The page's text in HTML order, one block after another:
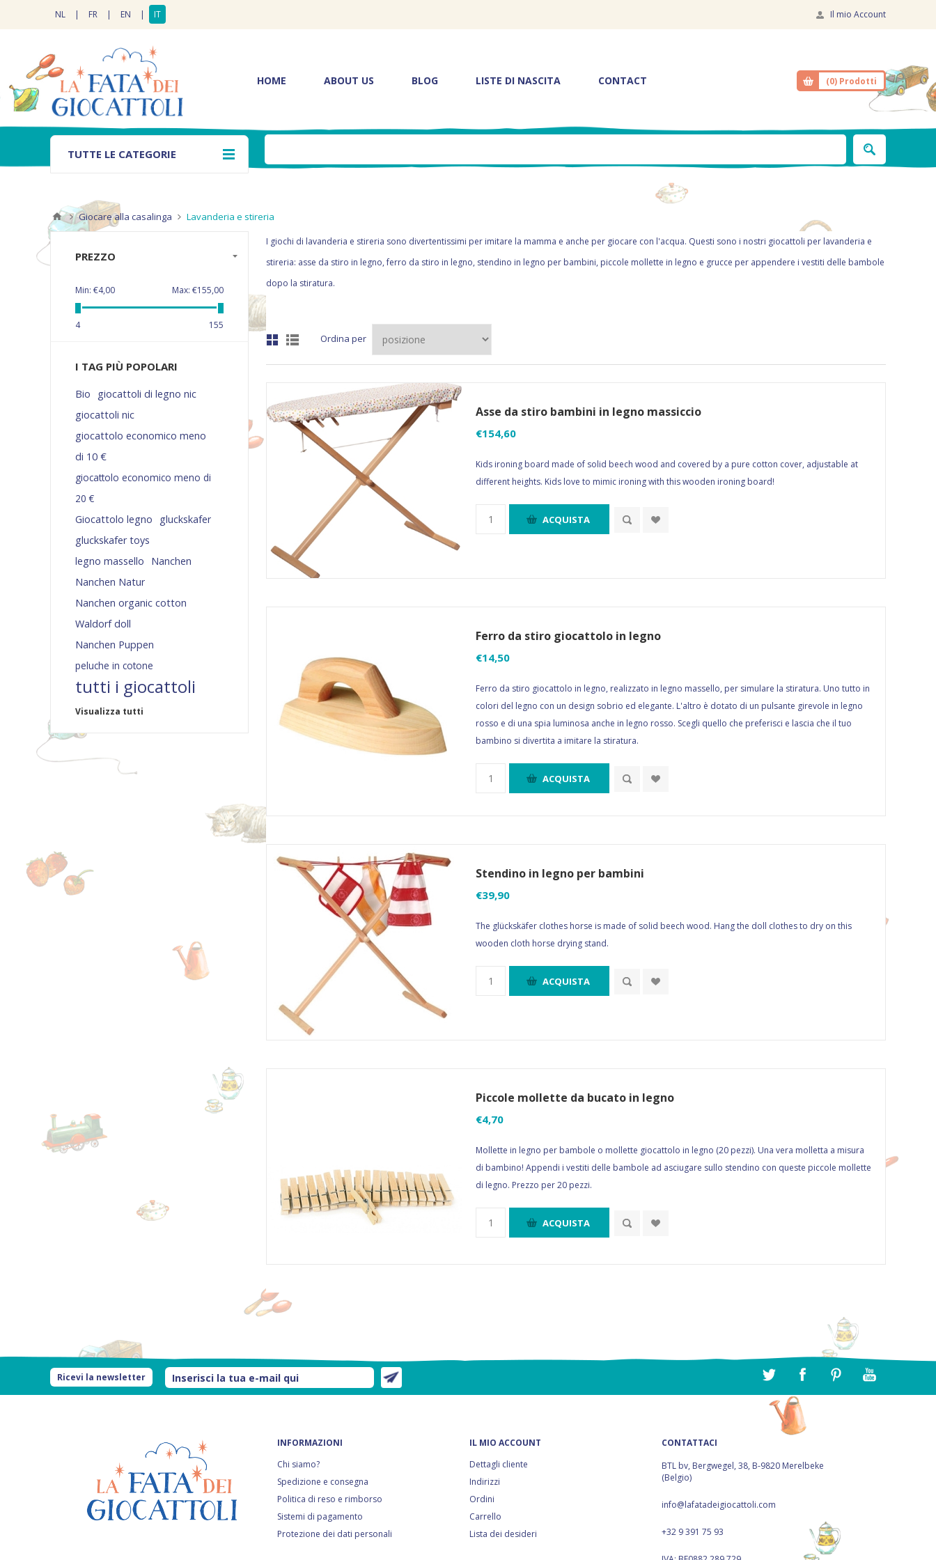
NL | FR | EN | IT Il mio Account
HOME ABOUT US BLOG LISTE DI NASCITA CONTACT (0) Prodotti
TUTTE LE CATEGORIE
Giocare alla casalinga Lavanderia e stireria
I giochi di lavanderia e stireria sono divertentissimi per imitare la mamma e anche per giocare con l'acqua. Questi sono i nostri giocattoli per lavanderia e
stireria: asse da stiro in legno, ferro da stiro in legno, stendino in legno per bambini, piccole mollette in legno e grucce per appendere i vestiti delle bambole
dopo la stiratura.
Ordina per
Asse da stiro bambini in legno massiccio
€154,60
Kids ironing board made of solid beech wood and covered by a pure cotton cover, adjustable at
different heights. Kids love to mimic ironing with this wooden ironing board!
ACQUISTA
Ferro da stiro giocattolo in legno
€14,50
Ferro da stiro giocattolo in legno, realizzato in legno massello, per simulare la stiratura. Uno tutto in
colori del legno con un design sobrio ed elegante. L'altro è dotato di un pulsante girevole in legno
rosso e di una spia luminosa anche in legno rosso. Scegli quello che preferisci e lascia che il tuo
bambino si divertita a imitare la stiratura.
ACQUISTA
Stendino in legno per bambini
€39,90
The glückskäfer clothes horse is made of solid beech wood. Hang the doll clothes to dry on this
wooden cloth horse drying stand.
ACQUISTA
Piccole mollette da bucato in legno
€4,70
Mollette in legno per bambole o mollette giocattolo in legno (20 pezzi). Una vera molletta a misura
di bambino! Appendi i vestiti delle bambole ad asciugare sullo stendino con queste piccole mollette
di legno. Prezzo per 20 pezzi.
ACQUISTA
PREZZO
Min: €4,00 Max: €155,00
4 155
I TAG PIÙ POPOLARI
Bio
giocattoli di legno nic
giocattoli nic
giocattolo economico meno
di 10 €
giocattolo economico meno di
20 €
Giocattolo legno
gluckskafer
gluckskafer toys
legno massello
Nanchen
Nanchen Natur
Nanchen organic cotton
Waldorf doll
Nanchen Puppen
peluche in cotone
tutti i giocattoli
Visualizza tutti
Ricevi la newsletter
INFORMAZIONI
Chi siamo?
Spedizione e consegna
Politica di reso e rimborso
Sistemi di pagamento
Protezione dei dati personali
IL MIO ACCOUNT
Dettagli cliente
Indirizzi
Ordini
Carrello
Lista dei desideri
CONTATTACI
BTL bv, Bergwegel, 38, B-9820 Merelbeke
(Belgio)
info@lafatadeigiocattoli.com
+32 9 391 75 93